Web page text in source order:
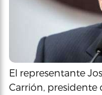
El representante
Carrión, presidente